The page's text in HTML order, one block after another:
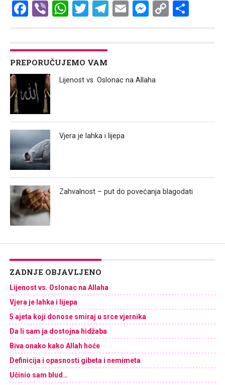
Facebook
ViberWhatsApp
Twitter
Telegram
EmailCopy
PREPORUČUJEMO VAM
Lijenost vs. Oslonac na Allaha
Vjera je lahka i lijepa
Zahvalnost – put do povećanja blagodati
ZADNJE OBJAVLJENO
Lijenost vs. Oslonac na Allaha
Vjera je lahka i lijepa
5 ajeta koji donose smiraj u srce vjernika
Da li sam ja dostojna hidžaba
Biva onako kako Allah hoće
Definicija i opasnosti gibeta i nemimeta
Učinio sam blud…